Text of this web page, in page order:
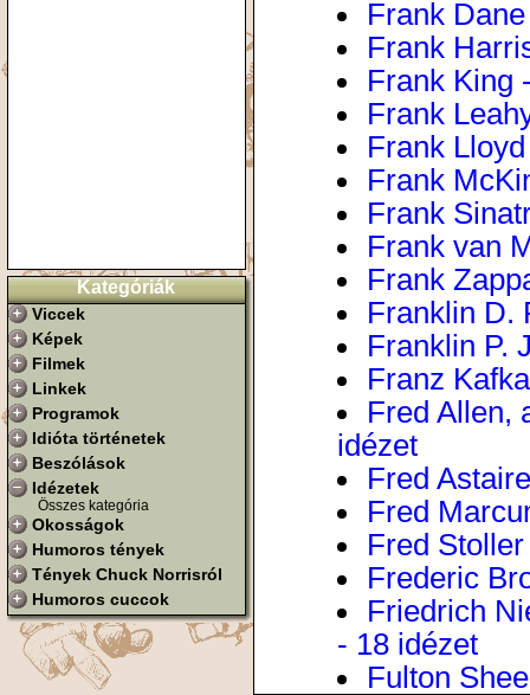
Kategóriák
Viccek
Képek
Filmek
Linkek
Programok
Idióta történetek
Beszólások
Idézetek
Összes kategória
Okosságok
Humoros tények
Tények Chuck Norrisról
Humoros cuccok
Frank
Frank
Frank King
Frank
Frank
Frank
Frank
Frank van
Frank
Franklin D.
Franklin P.
Franz
Fred Allen,
idézet
Fred
Fred
Fred
Frederic
Friedrich
- 18 idézet
Fulton